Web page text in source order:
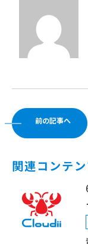
前の記事へ
関連コンテ